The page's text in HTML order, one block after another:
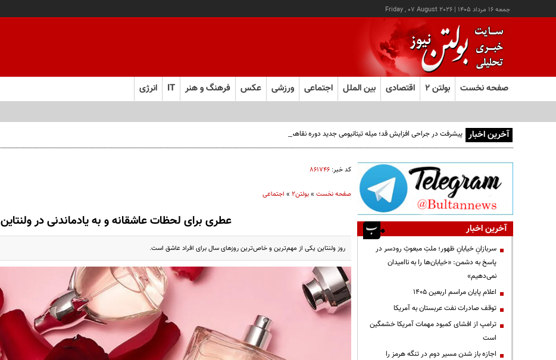
جمعه ۱۶ مرداد ۱۴۰۵ |
Friday , 07 August 2026
صفحه نخست بولتن ۲ اقتصادی بین الملل اجتماعی ورزشی عکس فرهنگ و هنر IT انرژی
آخرین اخبار پیشرفت در جراحی افزایش قد؛ میله تیتانیومی جدید دوره نقاهت را از چند ماه به چند هفته کاهش می‌دهد
کد خبر: ۸۶۱۷۴۶
صفحه نخست»بولتن2 » اجتماعی
عطری برای لحظات عاشقانه و به یادماندنی در ولنتاین
روز ولنتاین یکی از مهم‌ترین و خاص‌ترین روزهای سال برای افراد عاشق است.
آخرین اخبار
سربازانِ خیابانِ ظهور؛ ملتِ مبعوثِ رودسر در
پاسخ به دشمن: «خیابان‌ها را به ناامیدان
نمی‌دهیم»
اعلام پایان مراسم اربعین ۱۴۰۵
توقف صادرات نفت عربستان به آمریکا
ترامپ از افشای کمبود مهمات آمریکا خشمگین
است
اجازه باز شدن مسیر دوم در تنگه هرمز را